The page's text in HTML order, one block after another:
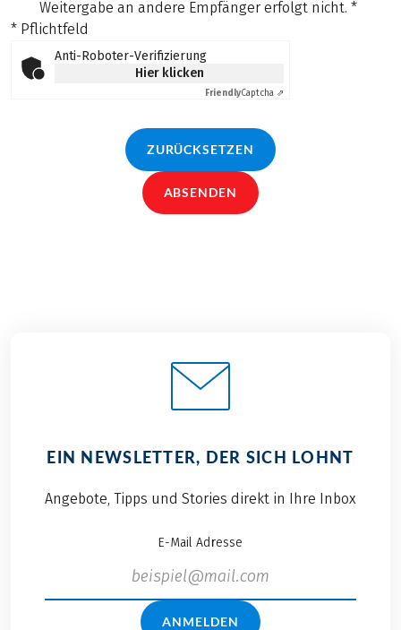
Weitergabe an andere Empfänger erfolgt nicht. *
* Pflichtfeld
Anti-Roboter-Verifizierung
Hier klicken
FriendlyCaptcha ⇗
ZURÜCKSETZEN
ABSENDEN
EIN NEWSLETTER, DER SICH LOHNT
Angebote, Tipps und Stories direkt in Ihre Inbox
E-Mail Adresse
ANMELDEN